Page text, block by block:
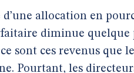
d’une allocation en
diminue quelque
sont ces revenus que
Pourtant, les